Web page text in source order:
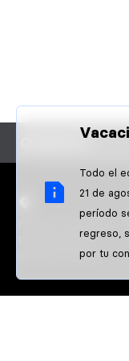
Todo el
21 de
período
regreso,
por tu
CONTACTO
Poligon Pla de l'Illa /
17242 QUART
GIRONA-SPAIN